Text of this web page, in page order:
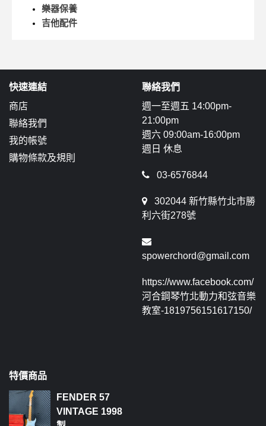
樂器保養
吉他配件
快速連結
商店
聯絡我們
我的帳號
購物條款及規則
聯絡我們
週一至週五 14:00pm-
21:00pm
週六 09:00am-16:00pm
週日 休息
03-6576844
302044 新竹縣竹北市勝
利六街278號
spowerchord@gmail.com
https://www.facebook.com/
河合鋼琴竹北動力和弦音樂
教室-1819756151617150/
特價商品
FENDER 57
VINTAGE 1998